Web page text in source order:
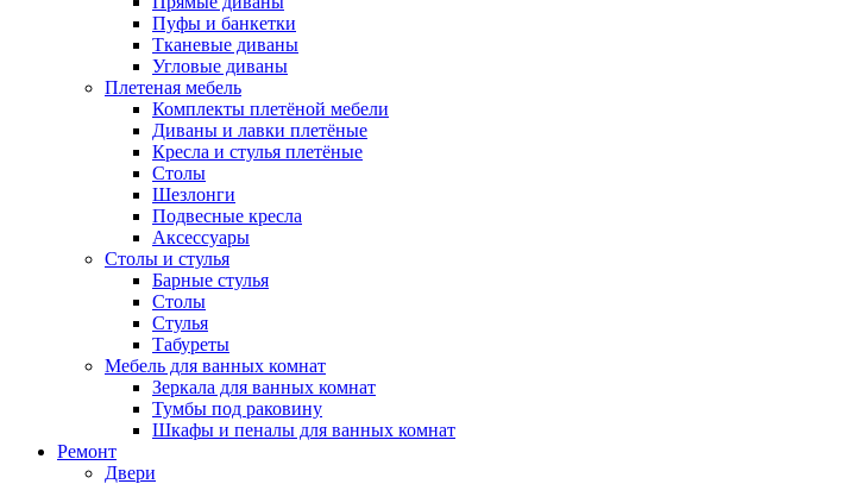
Пуфы и банкетки
Тканевые диваны
Угловые диваны
Плетеная мебель
Комплекты плетёной мебели
Диваны и лавки плетёные
Кресла и стулья плетёные
Столы
Шезлонги
Подвесные кресла
Аксессуары
Столы и стулья
Барные стулья
Столы
Стулья
Табуреты
Мебель для ванных комнат
Зеркала для ванных комнат
Тумбы под раковину
Шкафы и пеналы для ванных комнат
Ремонт
Двери